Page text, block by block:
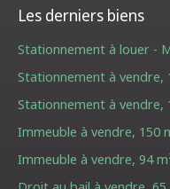
Les derniers biens
Stationnement à louer -
Stationnement à vendre,
Stationnement à vendre,
Immeuble à vendre, 150
Immeuble à vendre, 94